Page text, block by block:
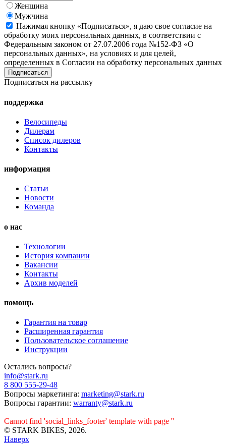
Женщина
Мужчина
Нажимая кнопку «Подписаться», я даю свое согласие на
обработку моих персональных данных, в соответствии с
Федеральным законом от 27.07.2006 года №152-ФЗ «О
персональных данных», на условиях и для целей,
определенных в Согласии на обработку персональных данных
Подписаться на рассылку
поддержка
Велосипеды
Дилерам
Список дилеров
Контакты
информация
Статьи
Новости
Команда
о нас
Технологии
История компании
Вакансии
Контакты
Архив моделей
помощь
Гарантия на товар
Расширенная гарантия
Пользовательское соглашение
Инструкции
Остались вопросы?
info@stark.ru
8 800 555-29-48
Вопросы маркетинга: marketing@stark.ru
Вопросы гарантии: warranty@stark.ru
Cannot find 'social_links_footer' template with page ''
© STARK BIKES, 2026.
Наверх